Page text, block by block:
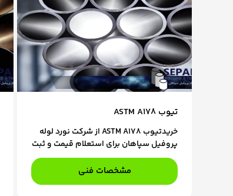
تیوب ASTM A178
خریدتیوب ASTM A178 از شرکت نورد لوله
پروفیل سپاهان برای استعلام قیمت و ثبت
سفارش، با کارشناسان فروش ما در تماس
باشید.
مشخصات فنی